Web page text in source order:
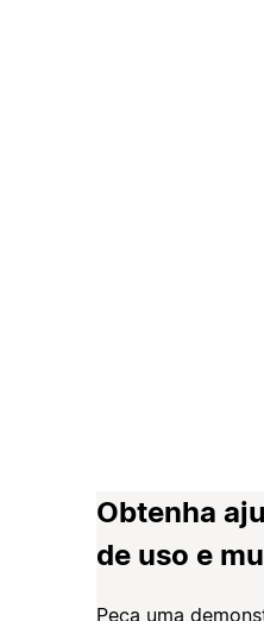
Obtenha
de uso e
Peça uma